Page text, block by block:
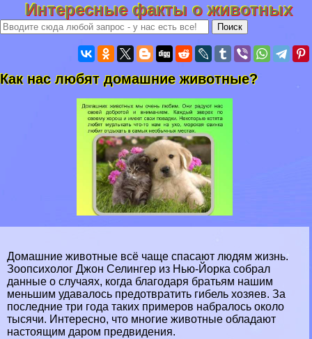
Интересные факты о животных
Как нас любят домашние животные?
Домашние животные всё чаще спасают людям жизнь.
Зоопсихолог Джон Селингер из Нью-Йорка собрал
данные о случаях, когда благодаря братьям нашим
меньшим удавалось предотвратить гибель хозяев. За
последние три года таких примеров набралось около
тысячи. Интересно, что многие животные обладают
настоящим даром предвидения.